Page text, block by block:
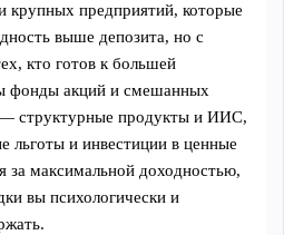
крупных предприятий, которые
выше депозита, но с
кто готов к большей
фонды акций и смешанных
— структурные продукты и ИИС,
льготы и инвестиции в ценные
за максимальной доходностью,
вы психологически и